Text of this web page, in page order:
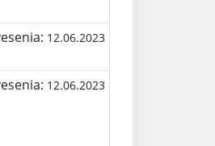
12.06.2023
12.06.2023